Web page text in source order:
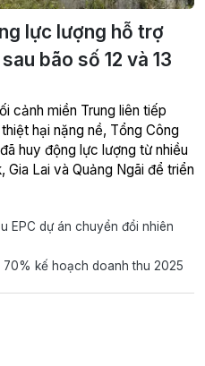
lực lượng hỗ trợ
bão số 12 và 13
cảnh miền Trung liên tiếp
hại nặng nề, Tổng Công
huy động lực lượng từ nhiều
Lai và Quảng Ngãi để triển
EPC dự án chuyển đổi nhiên
70% kế hoạch doanh thu 2025